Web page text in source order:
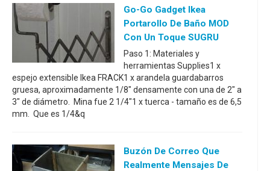
Go-Go Gadget Ikea
Portarollo De Baño MOD
Con Un Toque SUGRU
Paso 1: Materiales y
herramientas Supplies1 x
espejo extensible Ikea FRACK1 x arandela guardabarros
gruesa, aproximadamente 1/8" densamente con una de 2" a
3" de diámetro. Mina fue 2 1/4"1 x tuerca - tamaño es de 6,5
mm. Que es 1/4&q
Buzón De Correo Que
Realmente Mensajes De